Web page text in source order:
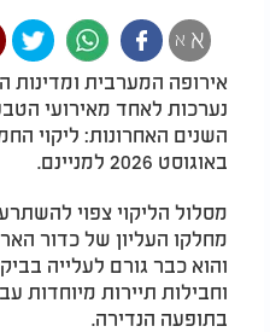
א א
אירופה המערבית ומדינות
נערכות לאחד מאירועי
באוגוסט 2026 למניינם.
מחלקו העליון של כדור
והוא כבר גורם לעלייה
וחבילות תיירות מיוחדות
בתופעה הנדירה.